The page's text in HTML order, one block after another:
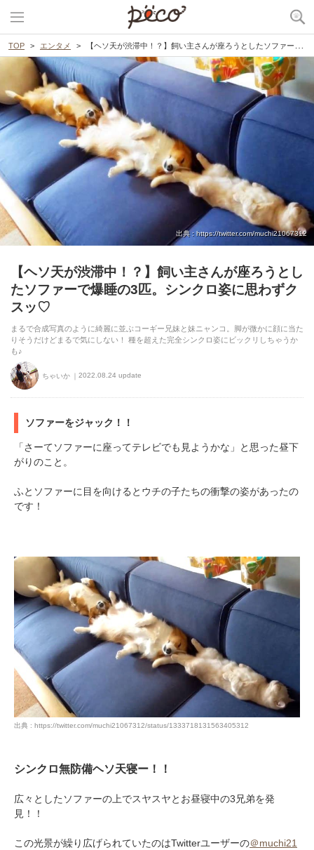
TOP エンタメ 【ヘソ天が渋滞中！？】飼い主さんが座ろうとしたソファーで爆睡の3匹。シンクロ姿に思わずクスッ♡
出典 : https://twitter.com/muchi21067312
【ヘソ天が渋滞中！？】飼い主さんが座ろうとし
たソファーで爆睡の3匹。シンクロ姿に思わずク
スッ♡
まるで合成写真のように綺麗に並ぶコーギー兄妹と妹ニャンコ。脚が微かに顔に当た
りそうだけどまるで気にしない！ 種を超えた完全シンクロ姿にビックリしちゃうか
も♪
ちゃいか 2022.08.24 update
ソファーをジャック！！
「さーてソファーに座ってテレビでも見ようかな」と思った昼下
がりのこと。
ふとソファーに目を向けるとウチの子たちの衝撃の姿があったの
です！
出典 : https://twitter.com/muchi21067312/status/1333718131563405312
シンクロ無防備ヘソ天寝ー！！
広々としたソファーの上でスヤスヤとお昼寝中の3兄弟を発
見！！
この光景が繰り広げられていたのはTwitterユーザーの＠muchi21